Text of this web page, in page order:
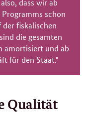
dass wir ab
schon
fiskalischen
die gesamten
amortisiert und ab
für den Staat."
Qualität